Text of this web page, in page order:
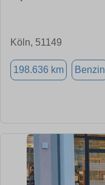
Köln, 51149
198.636 km Benzin